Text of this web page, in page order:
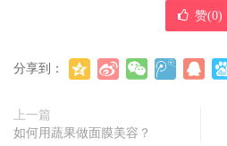
赞(0)
分享到：
上一篇
如何用蔬果做面膜美容？